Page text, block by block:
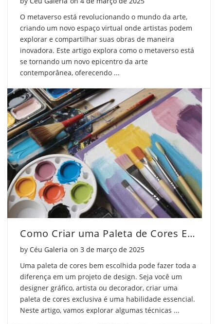
O metaverso está revolucionando o mundo da arte,
criando um novo espaço virtual onde artistas podem
explorar e compartilhar suas obras de maneira
inovadora. Este artigo explora como o metaverso está
se tornando um novo epicentro da arte
contemporânea, oferecendo ...
Como Criar uma Paleta de Cores Exclusiva
by Céu Galeria on Posted on
3 de março de 2025
Uma paleta de cores bem escolhida pode fazer toda a
diferença em um projeto de design. Seja você um
designer gráfico, artista ou decorador, criar uma
paleta de cores exclusiva é uma habilidade essencial.
Neste artigo, vamos explorar algumas técnicas ...